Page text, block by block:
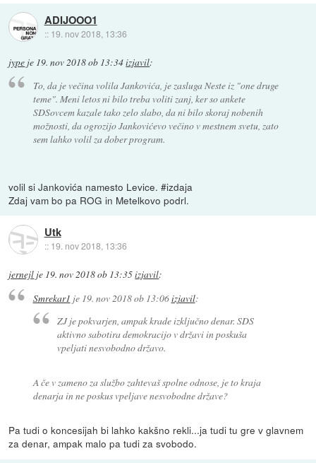
ADIJOOO1
:: 19. nov 2018, 13:36
jype je 19. nov 2018 ob 13:34izjavil:
To, da je večina volila Jankovića, je zasluga Neste iz "one druge
teme". Meni letos ni bilo treba voliti zanj, ker so ankete
SDSovcem kazale tako zelo slabo, da ni bilo skoraj nobenih
možnosti, da ogrozijo Jankovićevo večino v mestnem svetu, zato
sem lahko volil za dober program.
volil si Jankovića namesto Levice. #izdaja
Zdaj vam bo pa ROG in Metelkovo podrl.
Utk
:: 19. nov 2018, 13:36
jernejl je 19. nov 2018 ob 13:35izjavil:
Smrekar1 je 19. nov 2018 ob 13:06izjavil:
ZJ je pokvarjen, ampak krade izključno denar. SDS
aktivno sabotira demokracijo v državi in poskuša
vpeljati nesvobodno državo.
A če v zameno za službo zahtevaš spolne odnose, je to kraja
denarja in ne poskus vpeljave nesvobodne države?
Pa tudi o koncesijah bi lahko kakšno rekli...ja tudi tu gre v glavnem
za denar, ampak malo pa tudi za svobodo.